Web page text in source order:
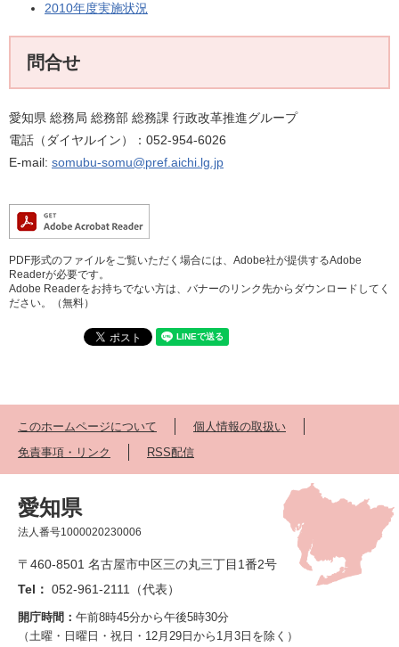
2010年度実施状況
問合せ
愛知県 総務局 総務部 総務課 行政改革推進グループ
電話（ダイヤルイン）：052-954-6026
E-mail: somubu-somu@pref.aichi.lg.jp
PDF形式のファイルをご覧いただく場合には、Adobe社が提供するAdobe
Readerが必要です。
Adobe Readerをお持ちでない方は、バナーのリンク先からダウンロードしてく
ださい。（無料）
このホームページについて
個人情報の取扱い
免責事項・リンク
RSS配信
愛知県
法人番号1000020230006
〒460-8501 名古屋市中区三の丸三丁目1番2号
Tel： 052-961-2111（代表）
開庁時間： 午前8時45分から午後5時30分
（土曜・日曜日・祝日・12月29日から1月3日を除く）